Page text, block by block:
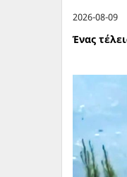
2026-08-09
Ένας